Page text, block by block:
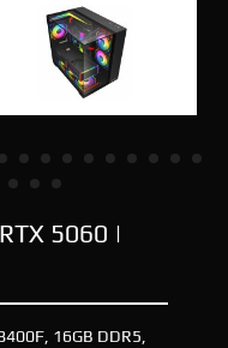
5060 |
16GB DDR5,